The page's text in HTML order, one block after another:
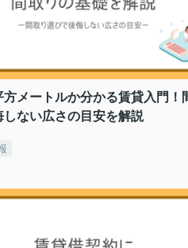
メートルか分かる賃貸入門！
しない広さの目安を解説